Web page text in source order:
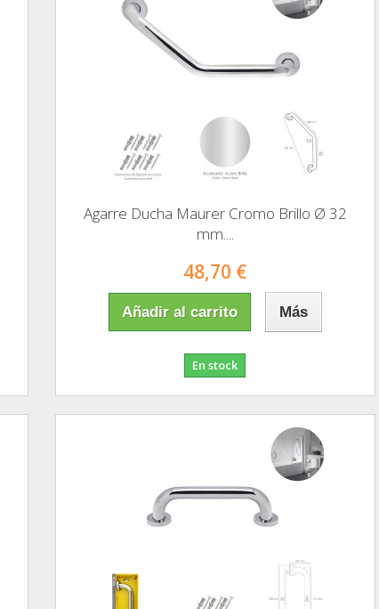
Agarre Ducha Maurer Cromo Brillo Ø 32
mm....
48,70 €
Añadir al carrito Más
En stock